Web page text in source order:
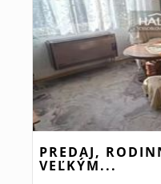
PREDAJ,
VEĽKÝM...